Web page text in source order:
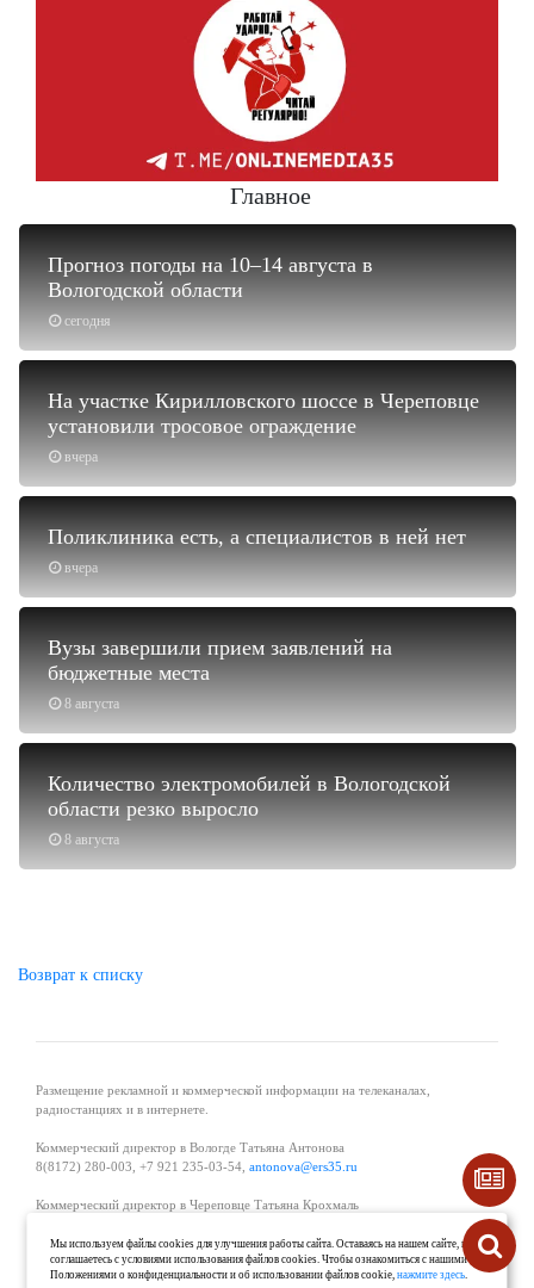
Главное
сегодня
Прогноз погоды на 10–14 августа в
Вологодской области
вчера
На участке Кирилловского шоссе в Череповце
установили тросовое ограждение
вчера
Поликлиника есть, а специалистов в ней нет
8 августа
Вузы завершили прием заявлений на
бюджетные места
8 августа
Количество электромобилей в Вологодской
области резко выросло
Возврат к списку
Размещение рекламной и коммерческой информации на телеканалах,
радиостанциях и в интернете.
Коммерческий директор в Вологде Татьяна Антонова
8(8172) 280-003, +7 921 235-03-54, antonova@ers35.ru
Коммерческий директор в Череповце Татьяна Крохмаль
Начальник отдела рекламы в Великом Устюге Екатерина Вьюжанина 8(81738)
2-04-44, +7 921 125-06-40,katrinv81@mail.ru
Мы используем файлы cookies для улучшения работы сайта. Оставаясь на нашем сайте, вы
соглашаетесь с условиями использования файлов cookies. Чтобы ознакомиться с нашими
Положениями о конфиденциальности и об использовании файлов cookie,нажмите здесь.